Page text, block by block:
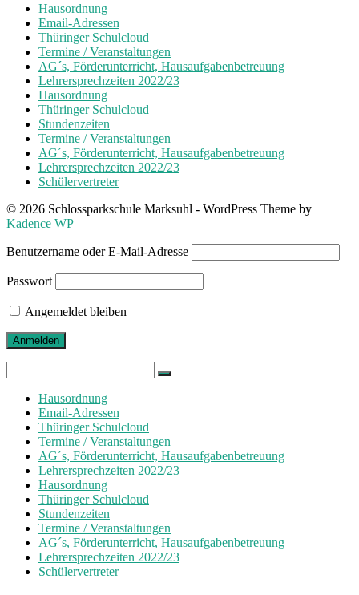
Hausordnung
Email-Adressen
Thüringer Schulcloud
Termine / Veranstaltungen
AG´s, Förderunterricht, Hausaufgabenbetreuung
Lehrersprechzeiten 2022/23
Hausordnung
Thüringer Schulcloud
Stundenzeiten
Termine / Veranstaltungen
AG´s, Förderunterricht, Hausaufgabenbetreuung
Lehrersprechzeiten 2022/23
Schülervertreter
© 2026 Schlossparkschule Marksuhl - WordPress Theme by
Kadence WP
Benutzername oder E-Mail-Adresse
Passwort
Angemeldet bleiben
for:
Hausordnung
Email-Adressen
Thüringer Schulcloud
Termine / Veranstaltungen
AG´s, Förderunterricht, Hausaufgabenbetreuung
Lehrersprechzeiten 2022/23
Hausordnung
Thüringer Schulcloud
Stundenzeiten
Termine / Veranstaltungen
AG´s, Förderunterricht, Hausaufgabenbetreuung
Lehrersprechzeiten 2022/23
Schülervertreter